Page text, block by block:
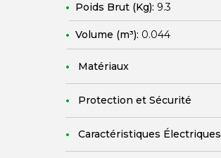
Poids Brut (Kg): 9.3
Volume (m³): 0.044
Matériaux
Protection et Sécurité
Caractéristiques Électriques